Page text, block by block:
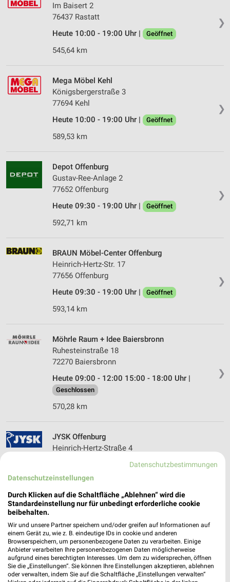
❯
Im Baisert 2
76437 Rastatt
Heute 10:00 - 19:00 Uhr |
Geöffnet
545,64 km
❯
Mega Möbel Kehl
Königsbergerstraße 3
77694 Kehl
Heute 10:00 - 19:00 Uhr |
Geöffnet
589,53 km
❯
Depot Offenburg
Gustav-Ree-Anlage 2
77652 Offenburg
Heute 09:30 - 19:00 Uhr |
Geöffnet
592,71 km
❯
BRAUN Möbel-Center Offenburg
Heinrich-Hertz-Str. 17
77656 Offenburg
Heute 09:30 - 19:00 Uhr |
Geöffnet
593,14 km
❯
Möhrle Raum + Idee Baiersbronn
Ruhesteinstraße 18
72270 Baiersbronn
Heute 09:00 - 12:00 15:00 - 18:00 Uhr |
Geschlossen
570,28 km
JYSK Offenburg
Heinrich-Hertz-Straße 4
Heute 10:00 - 19:00 Uhr |
593,46 km • Angebote: 2 Prospekte
ROLLER OFFENBURG
Industriestr. 8
77656 OFFENBURG
Heute 10:00 - 19:00 Uhr |
Geöffnet
595,74 km • Angebote: 1 Prospekt
Datenschutzbestimmungen
Datenschutzeinstellungen
Durch Klicken auf die Schaltfläche „Ablehnen“ wird die
Standardeinstellung nur für unbedingt erforderliche cookie
beibehalten.
Wir und unsere Partner speichern und/oder greifen auf Informationen auf
einem Gerät zu, wie z. B. eindeutige IDs in cookie und anderen
Browserspeichern, um personenbezogene Daten zu verarbeiten. Einige
Anbieter verarbeiten Ihre personenbezogenen Daten möglicherweise
aufgrund eines berechtigten Interesses. Um dem zu widersprechen, öffnen
Sie die „Einstellungen“. Sie können Ihre Einstellungen akzeptieren, ablehnen
oder verwalten, indem Sie auf die Schaltfläche „Einstellungen verwalten“